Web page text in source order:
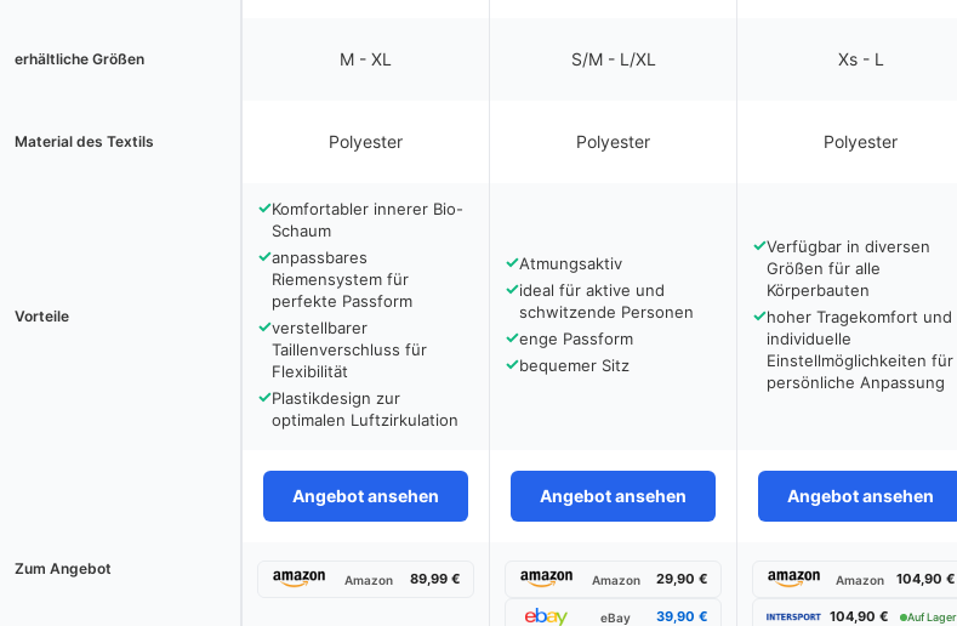
erhältliche Größen M - XL S/M - L/XL Xs - L
Material des Textils Polyester Polyester Polyester
Vorteile
✓Komfortabler innerer Bio-
Schaum
✓anpassbares
Riemensystem für
perfekte Passform
✓verstellbarer
Taillenverschluss für
Flexibilität
✓Plastikdesign zur
optimalen Luftzirkulation
✓Atmungsaktiv
✓ideal für aktive und
schwitzende Personen
✓enge Passform
✓bequemer Sitz
✓Verfügbar in diversen
Größen für alle
Körperbauten
✓hoher Tragekomfort und
individuelle
Einstellmöglichkeiten für
persönliche Anpassung
Angebot ansehen Angebot ansehen Angebot ansehen
Zum Angebot
Amazon 89,99 € Amazon 29,90 €
eBay 39,90 €
Amazon 104,90 €
104,90 € Auf Lager